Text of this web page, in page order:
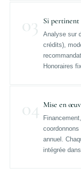
03 Si
Analyse sur
crédits),
Honoraires
04 Mise en
annuel.
intégrée